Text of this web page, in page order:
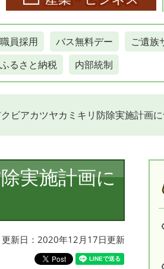
職員採用 バス無料デー
ご遺族
ふるさと納税
内部統制
ビアカツヤカミキリ防除実施計画
実施計画に
更新日：2020年12月17日更新